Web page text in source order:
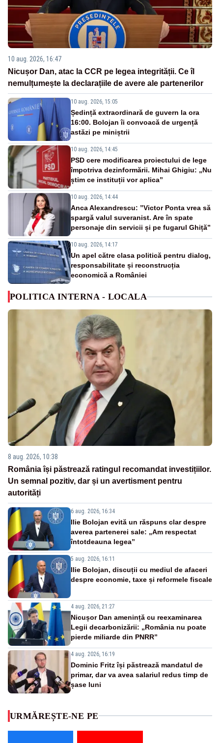
10 aug. 2026, 16:47
Nicușor Dan, atac la CCR pe legea integrității. Ce îl
nemulțumește la declarațiile de avere ale partenerilor
10 aug. 2026, 15:05
Ședință extraordinară de guvern la ora
16:00. Bolojan îi convoacă de urgență
astăzi pe miniștrii
10 aug. 2026, 14:45
PSD cere modificarea proiectului de lege
împotriva dezinformării. Mihai Ghigiu: „Nu
știm ce instituții vor aplica”
10 aug. 2026, 14:44
Anca Alexandrescu: ”Victor Ponta vrea să
spargă valul suveranist. Are în spate
personaje din servicii și pe fugarul Ghiță”
10 aug. 2026, 14:17
Un apel către clasa politică pentru dialog,
responsabilitate și reconstrucția
economică a României
POLITICA INTERNA - LOCALA
8 aug. 2026, 10:38
România își păstrează ratingul recomandat investițiilor.
Un semnal pozitiv, dar și un avertisment pentru
autorități
6 aug. 2026, 16:34
Ilie Bolojan evită un răspuns clar despre
averea partenerei sale: „Am respectat
întotdeauna legea”
5 aug. 2026, 16:11
Ilie Bolojan, discuții cu mediul de afaceri
despre economie, taxe și reformele fiscale
4 aug. 2026, 21:27
Nicușor Dan amenință cu reexaminarea
Legii decarbonizării: „România nu poate
pierde miliarde din PNRR”
4 aug. 2026, 16:19
Dominic Fritz își păstrează mandatul de
primar, dar va avea salariul redus timp de
șase luni
URMĂREȘTE-NE PE